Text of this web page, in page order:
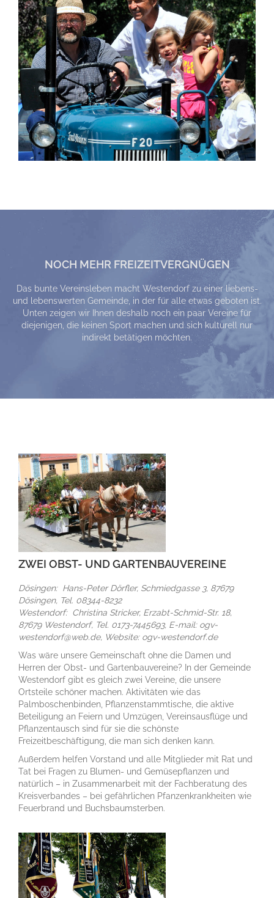
NOCH MEHR FREIZEITVERGNÜGEN
Das bunte Vereinsleben macht Westendorf zu einer liebens-
und lebenswerten Gemeinde, in der für alle etwas geboten ist.
Unten zeigen wir Ihnen deshalb noch ein paar Vereine für
diejenigen, die keinen Sport machen und sich kulturell nur
indirekt betätigen möchten.
ZWEI OBST- UND GARTENBAUVEREINE
Dösingen: Hans-Peter Dörfler, Schmiedgasse 3, 87679
Dösingen, Tel. 08344-8232
Westendorf: Christina Stricker, Erzabt-Schmid-Str. 18,
87679 Westendorf, Tel. 0173-7445693, E-mail: ogv-
westendorf@web.de, Website: ogv-westendorf.de
Was wäre unsere Gemeinschaft ohne die Damen und
Herren der Obst- und Gartenbauvereine? In der Gemeinde
Westendorf gibt es gleich zwei Vereine, die unsere
Ortsteile schöner machen. Aktivitäten wie das
Palmboschenbinden, Pflanzenstammtische, die aktive
Beteiligung an Feiern und Umzügen, Vereinsausflüge und
Pflanzentausch sind für sie die schönste
Freizeitbeschäftigung, die man sich denken kann.
Außerdem helfen Vorstand und alle Mitglieder mit Rat und
Tat bei Fragen zu Blumen- und Gemüsepflanzen und
natürlich – in Zusammenarbeit mit der Fachberatung des
Kreisverbandes – bei gefährlichen Pfanzenkrankheiten wie
Feuerbrand und Buchsbaumsterben.